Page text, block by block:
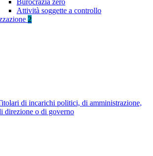
Burocrazia zero
Attività soggette a controllo
2
di incarichi politici, di amministrazione,
direzione o di governo